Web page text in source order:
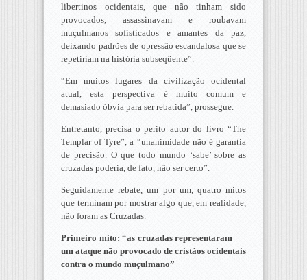
libertinos ocidentais, que não tinham sido
provocados, assassinavam e roubavam
muçulmanos sofisticados e amantes da paz,
deixando padrões de opressão escandalosa que se
repetiriam na história subseqüente”.
“Em muitos lugares da civilização ocidental
atual, esta perspectiva é muito comum e
demasiado óbvia para ser rebatida”, prossegue.
Entretanto, precisa o perito autor do livro “The
Templar of Tyre”, a “unanimidade não é garantia
de precisão. O que todo mundo ‘sabe’ sobre as
cruzadas poderia, de fato, não ser certo”.
Seguidamente rebate, um por um, quatro mitos
que terminam por mostrar algo que, em realidade,
não foram as Cruzadas.
Primeiro mito: “as cruzadas representaram
um ataque não provocado de cristãos ocidentais
contra o mundo muçulmano”